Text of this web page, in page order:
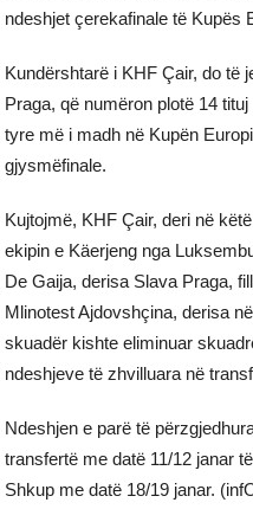
ndeshjet çerekafinale të Kupës
Kundërshtarë i KHF Çair, do të
Praga, që numëron plotë 14
tyre më i madh në Kupën
gjysmëfinale.
Kujtojmë, KHF Çair, deri në
ekipin e Käerjeng nga
De Gaija, derisa Slava Praga,
Mlinotest Ajdovshçina, derisa
skuadër kishte eliminuar
ndeshjeve të zhvilluara në
Ndeshjen e parë të
transfertë me datë 11/12 janar
Shkup me datë 18/19 janar.